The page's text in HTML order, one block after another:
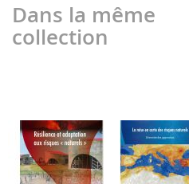
Dans la même
collection